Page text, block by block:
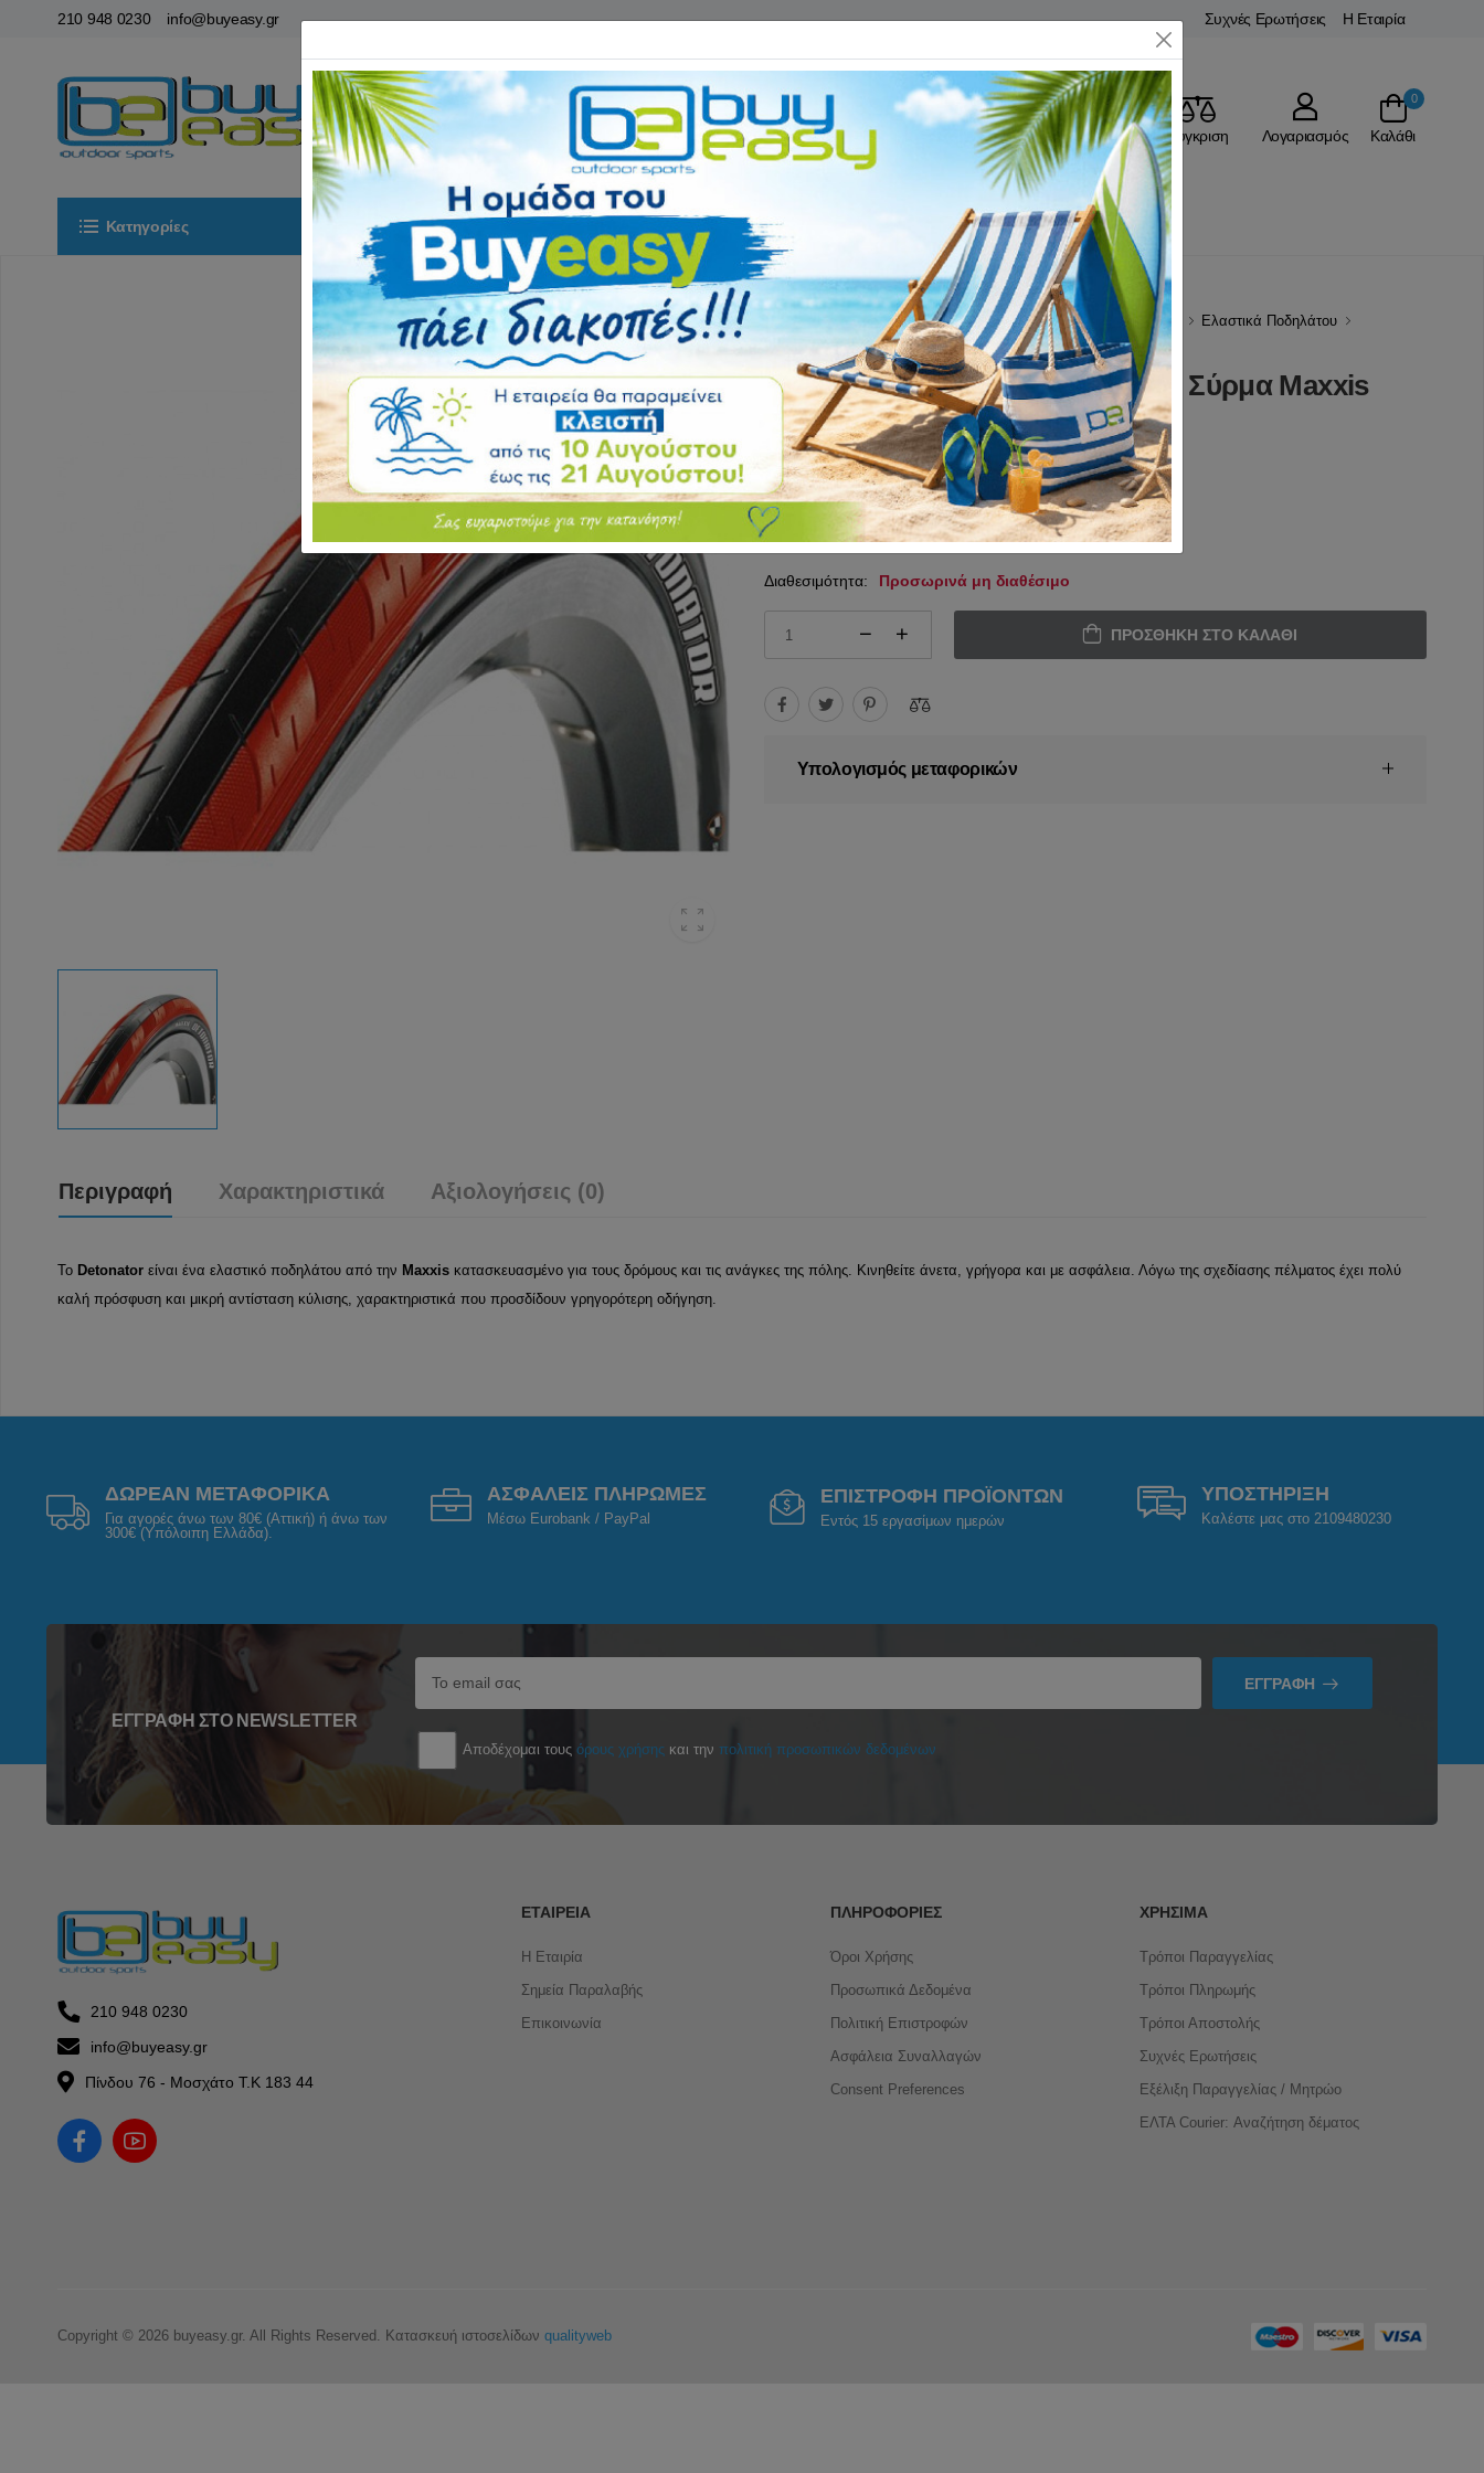
210 948 0230 info@buyeasy.gr Συχνές Ερωτήσεις Η Εταιρία
Αγαπημένα Σύγκριση Λογαριασμός
0
Καλάθι
Κατηγορίες Αρχική ΕΙΔΗ CAMPING Επικοινωνία
Αρχική ΠΟΔΗΛΑΤΑ - ΑΞΕΣΟΥΑΡ Ανταλλακτικά Ποδηλάτου
Ελαστικά Ποδηλάτου
Λάστιχα 26''
Ελαστικό Detonator 26x1.50 Red Σύρμα Maxxis
Αξιολόγηση: (0 Αξιολογήσεις)
Κωδικός09-00158
18.95€ 24.00€
Διαθεσιμότητα: Προσωρινά μη διαθέσιμο
ΠΡΟΣΘΉΚΗ ΣΤΟ ΚΑΛΆΘΙ
Υπολογισμός μεταφορικών
Περιγραφή Χαρακτηριστικά Αξιολογήσεις (0)
Το Detonatorείναι ένα ελαστικό ποδηλάτου από την Maxxis κατασκευασμένο για τους δρόμους και τις ανάγκες της πόλης. Κινηθείτε άνετα, γρήγορα και με ασφάλεια. Λόγω της σχεδίασης πέλματος έχει πολύ
καλή πρόσφυση και μικρή αντίσταση κύλισης, χαρακτηριστικά που προσδίδουν γρηγορότερη οδήγηση.
ΔΩΡΕΑΝ ΜΕΤΑΦΟΡΙΚΑ
Για αγορές άνω των 80€ (Αττική) ή άνω των
300€ (Υπόλοιπη Ελλάδα).
ΑΣΦΑΛΕΙΣ ΠΛΗΡΩΜΕΣ
Μέσω Eurobank / PayPal
ΕΠΙΣΤΡΟΦΗ ΠΡΟΪΟΝΤΩΝ
Εντός 15 εργασίμων ημερών
ΥΠΟΣΤΗΡΙΞΗ
Καλέστε μας στο 2109480230
ΕΓΓΡΑΦΉ ΣΤΟ NEWSLETTER
ΕΓΓΡΑΦΉ
Αποδέχομαι τουςόρους χρήσης και τηνπολιτική προσωπικών δεδομένων
210 948 0230
info@buyeasy.gr
Πίνδου 76 - Μοσχάτο Τ.Κ 183 44
ΕΤΑΙΡΕΊΑ
Η Εταιρία
Σημεία Παραλαβής
Επικοινωνία
ΠΛΗΡΟΦΟΡΊΕΣ
Όροι Χρήσης
Προσωπικά Δεδομένα
Πολιτική Επιστροφών
Ασφάλεια Συναλλαγών
Consent Preferences
ΧΡΉΣΙΜΑ
Τρόποι Παραγγελίας
Τρόποι Πληρωμής
Τρόποι Αποστολής
Συχνές Ερωτήσεις
Εξέλιξη Παραγγελίας / Μητρώο
ΕΛΤΑ Courier: Αναζήτηση δέματος
Copyright © 2026 buyeasy.gr. All Rights Reserved. Κατασκευή ιστοσελίδων qualityweb
Close